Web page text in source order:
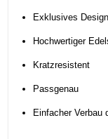
Exklusives Design
Hochwertiger
Kratzresistent
Passgenau
Einfacher Verbau